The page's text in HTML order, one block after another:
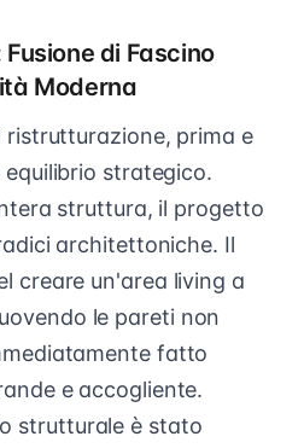
di Fascino
Moderna
ristrutturazione, prima e
equilibrio strategico.
struttura, il progetto
architettoniche. Il
creare un'area living a
le pareti non
fatto
e accogliente.
strutturale è stato